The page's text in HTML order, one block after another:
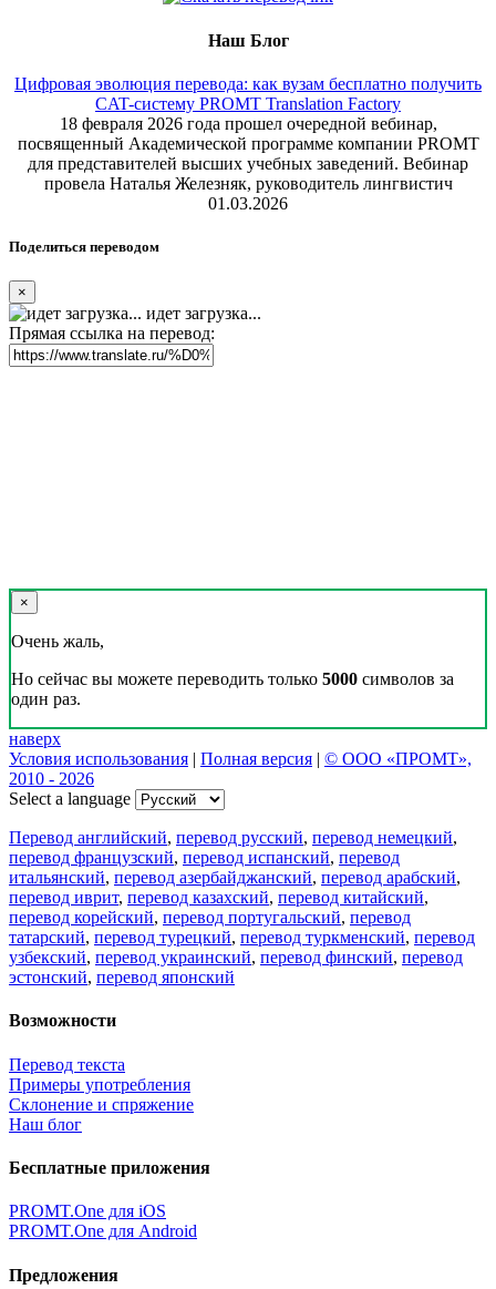
Наш Блог
Цифровая эволюция перевода: как вузам бесплатно получить
CAT-систему PROMT Translation Factory
18 февраля 2026 года прошел очередной вебинар,
посвященный Академической программе компании PROMT
для представителей высших учебных заведений. Вебинар
провела Наталья Железняк, руководитель лингвистич
01.03.2026
Поделиться переводом
×
идет загрузка...
Прямая ссылка на перевод:
×
Очень жаль,
Но сейчас вы можете переводить только 5000 символов за
один раз.
наверх
Условия использования | Полная версия | © ООО «ПРОМТ»,
2010 - 2026
Select a language
Перевод английский, перевод русский, перевод немецкий,
перевод французский, перевод испанский, перевод
итальянский, перевод азербайджанский, перевод арабский,
перевод иврит, перевод казахский, перевод китайский,
перевод корейский, перевод португальский, перевод
татарский, перевод турецкий, перевод туркменский, перевод
узбекский, перевод украинский, перевод финский, перевод
эстонский, перевод японский
Возможности
Перевод текста
Примеры употребления
Склонение и спряжение
Наш блог
Бесплатные приложения
PROMT.One для iOS
PROMT.One для Android
Предложения